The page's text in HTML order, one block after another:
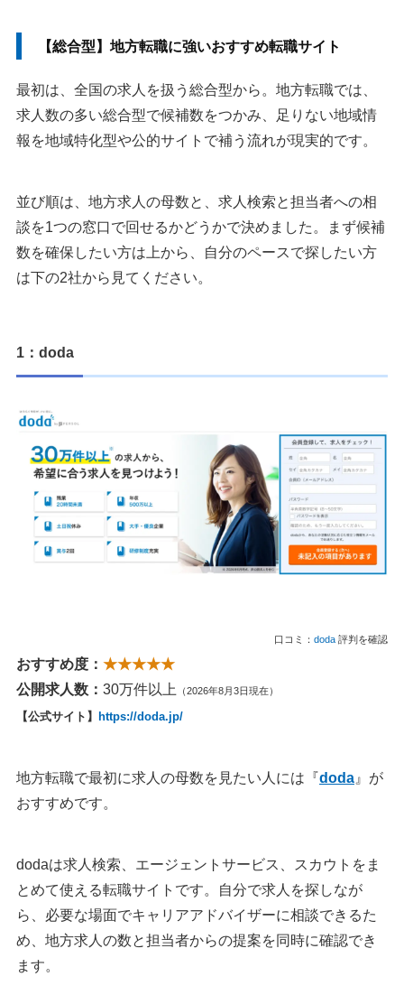
転職サイトとハローワークは役割で使い分ける
地方に転職して後悔しないために生活条件も比べる
【都道府県別】地方に強いおすすめ転職サイト
北海道・札幌の転職サイト｜キャリアバンク転職
青森県の転職サイト｜青森の会社転職
秋田県の転職サイト｜あきたジョブ
中部エリアの転職サイト
山梨県の転職サイト｜カツヤク！
福井県の転職サイト｜LalaWork
石川県の転職サイト｜ココカラ転職
新潟県の転職サイト｜にいがた就職応援団CAREER
富山県の転職サイト｜ほくりくFIT転職
長野県の転職サイト｜ヒューマンインデックス
愛知県・名古屋の転職サイト｜MUSUBU
埼玉県の転職サイト｜富士ヒューマンテック
東京都の転職サイト｜doda
千葉県の転職サイト｜ちばキャリ
栃木県の転職サイト｜キープキャリエール
茨城県の転職サイト｜キャリアプラス
京都の転職サイト｜コトコト
和歌山県の転職サイト｜わかやま求人ガイド
奈良県の転職サイト｜じょぶる奈良
兵庫県の転職サイト｜ジョブパワー
【総合型】地方転職に強いおすすめ転職サイト
最初は、全国の求人を扱う総合型から。地方転職では、
求人数の多い総合型で候補数をつかみ、足りない地域情
報を地域特化型や公的サイトで補う流れが現実的です。
並び順は、地方求人の母数と、求人検索と担当者への相
談を1つの窓口で回せるかどうかで決めました。まず候補
数を確保したい方は上から、自分のペースで探したい方
は下の2社から見てください。
1：doda
口コミ： doda 評判を確認
おすすめ度： ★★★★★
公開求人数： 30万件以上 （2026年8月3日現在）
【公式サイト】 https://doda.jp/
地方転職で最初に求人の母数を見たい人には『doda 』が
おすすめです。
dodaは求人検索、エージェントサービス、スカウトをま
とめて使える転職サイトです。自分で求人を探しなが
ら、必要な場面でキャリアアドバイザーに相談できるた
め、地方求人の数と担当者からの提案を同時に確認でき
ます。